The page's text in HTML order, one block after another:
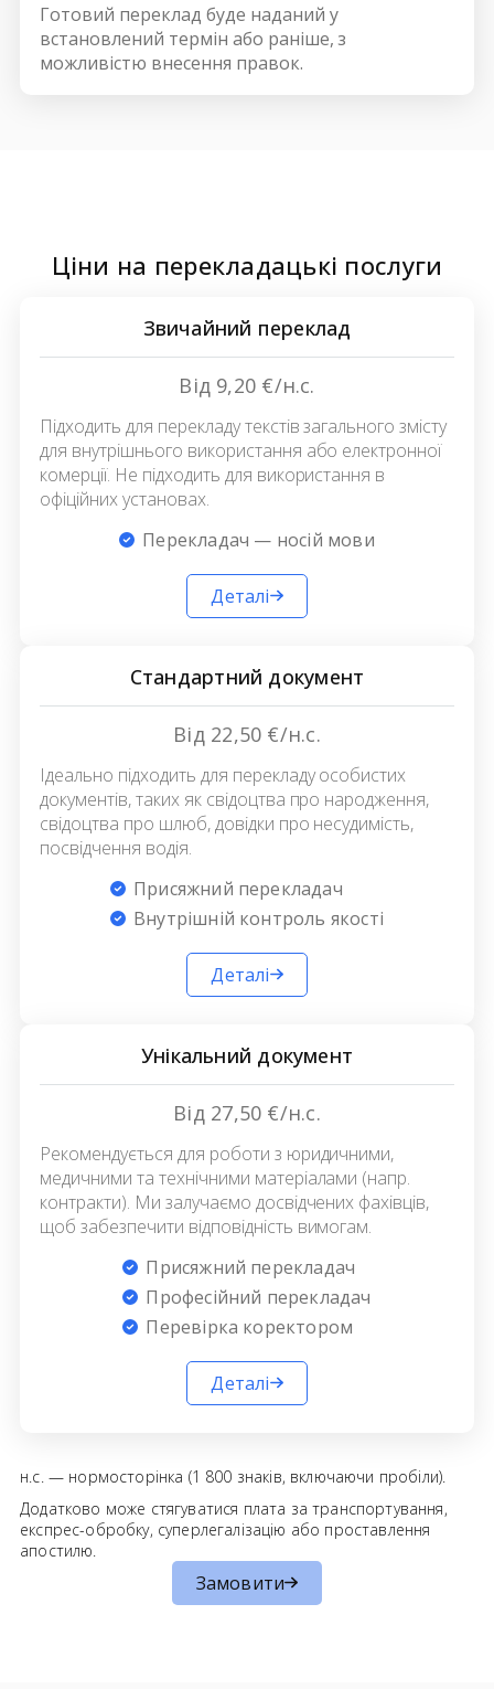
Готовий переклад буде наданий у
встановлений термін або раніше, з
можливістю внесення правок.
Ціни на перекладацькі послуги
Звичайний переклад
Від 9,20 €/н.с.
Підходить для перекладу текстів загального змісту
для внутрішнього використання або електронної
комерції. Не підходить для використання в
офіційних установах.
Перекладач — носій мови
Деталі
Стандартний документ
Від 22,50 €/н.с.
Ідеально підходить для перекладу особистих
документів, таких як свідоцтва про народження,
свідоцтва про шлюб, довідки про несудимість,
посвідчення водія.
Присяжний перекладач
Внутрішній контроль якості
Деталі
Унікальний документ
Від 27,50 €/н.с.
Рекомендується для роботи з юридичними,
медичними та технічними матеріалами (напр.
контракти). Ми залучаємо досвідчених фахівців,
щоб забезпечити відповідність вимогам.
Присяжний перекладач
Професійний перекладач
Перевірка коректором
Деталі
н.с. — нормосторінка (1 800 знаків, включаючи пробіли).
Додатково може стягуватися плата за транспортування,
експрес-обробку, суперлегалізацію або проставлення
апостилю.
Замовити